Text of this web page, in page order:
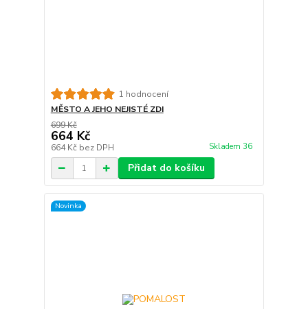
1 hodnocení
MĚSTO A JEHO NEJISTÉ ZDI
699 Kč
664 Kč
664 Kč bez DPH Skladem 36
Přidat do košíku
Novinka